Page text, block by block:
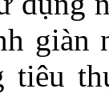
giàn
tiêu